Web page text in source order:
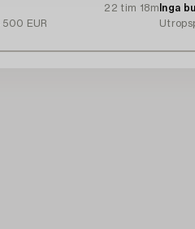
22 tim 18m
500 EUR
Inga